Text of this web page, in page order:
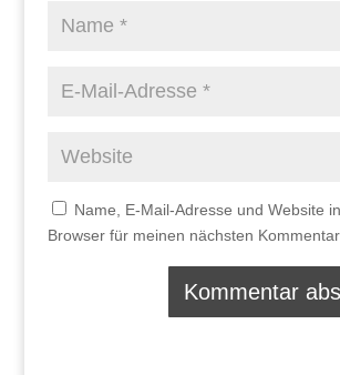
Name, E-Mail-Adresse und Website
Browser für meinen nächsten